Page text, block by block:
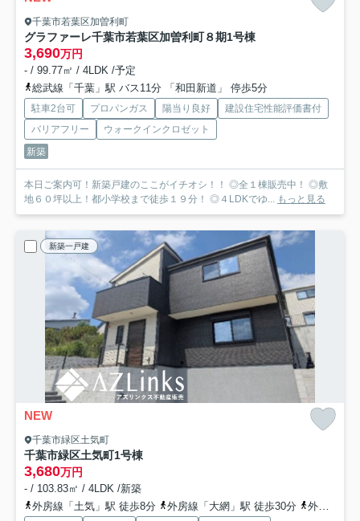
千葉市若葉区加曽利町
グラファーレ千葉市若葉区加曽利町８期1号棟
3,690万円
- / 99.77㎡ / 4LDK /予定
総武線「千葉」駅 バス11分 「和田新道」 停歩5分
駐車2台可 プロパンガス 陽当り良好
建設住宅性能評価書付
バリアフリー
ウォークインクロゼット
新築
本日ご案内可！新築戸建のここがイチオシ！！ ◎全１棟販売中！ ◎敷
地６０坪以上！都小学校まで徒歩１９分！ ◎４LDKでゆ... もっと見る
新築一戸建
NEW
千葉市緑区土気町
千葉市緑区土気町1号棟
3,680万円
- / 103.83㎡ / 4LDK /新築
外房線「土気」駅 徒歩8分
外房線「大網」駅 徒歩30分 外房線「永田」駅 徒歩54分